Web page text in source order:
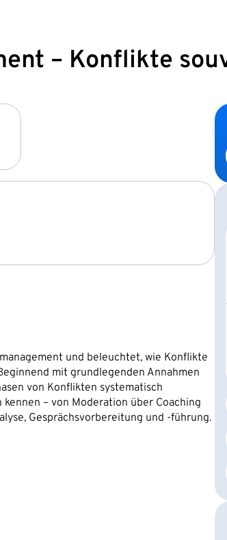
– Konflikte
und beleuchtet, wie Konflikte
mit grundlegenden Annahmen
von Konflikten systematisch
– von Moderation über Coaching
Gesprächsvorbereitung und -führung.